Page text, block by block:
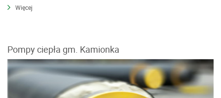
Więcej
Pompy ciepła gm. Kamionka